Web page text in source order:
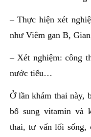
– Thực hiện xét
như Viêm gan B,
– Xét nghiệm: công
nước tiểu…
Ở lần khám thai này,
bổ sung vitamin và
thai, tư vấn lối sống,